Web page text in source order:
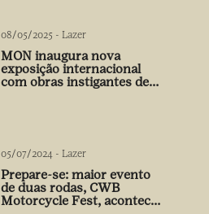
08/05/2025 - Lazer
MON inaugura nova
exposição internacional
com obras instigantes de
05/07/2024 - Lazer
Prepare-se: maior evento
de duas rodas, CWB
Motorcycle Fest, acontece